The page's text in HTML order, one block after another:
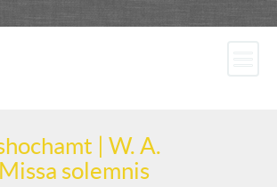
| W. A.
solemnis